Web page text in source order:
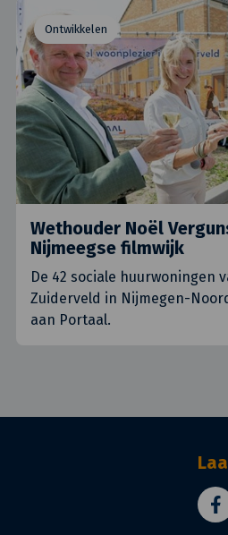
Ontwikkelen
Wethouder Noël
Nijmeegse filmwijk
De 42 sociale huurwoningen
Zuiderveld in Nijmegen-
aan Portaal.